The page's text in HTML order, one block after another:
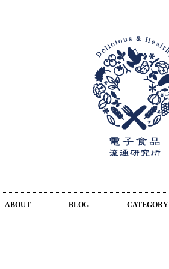
ABOUT BLOG CATEGORY